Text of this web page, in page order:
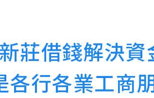
新莊借錢解決資
各行各業工商